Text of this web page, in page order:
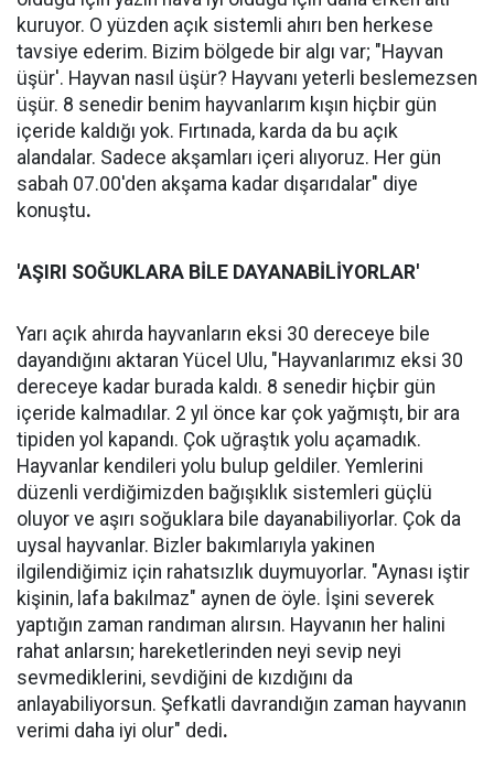
kuruyor. O yüzden açık sistemli ahırı ben herkese
tavsiye ederim. Bizim bölgede bir algı var; "Hayvan
üşür'. Hayvan nasıl üşür? Hayvanı yeterli beslemezsen
üşür. 8 senedir benim hayvanlarım kışın hiçbir gün
içeride kaldığı yok. Fırtınada, karda da bu açık
alandalar. Sadece akşamları içeri alıyoruz. Her gün
sabah 07.00'den akşama kadar dışarıdalar" diye
konuştu.
'AŞIRI SOĞUKLARA BİLE DAYANABİLİYORLAR'
Yarı açık ahırda hayvanların eksi 30 dereceye bile
dayandığını aktaran Yücel Ulu, "Hayvanlarımız eksi 30
dereceye kadar burada kaldı. 8 senedir hiçbir gün
içeride kalmadılar. 2 yıl önce kar çok yağmıştı, bir ara
tipiden yol kapandı. Çok uğraştık yolu açamadık.
Hayvanlar kendileri yolu bulup geldiler. Yemlerini
düzenli verdiğimizden bağışıklık sistemleri güçlü
oluyor ve aşırı soğuklara bile dayanabiliyorlar. Çok da
uysal hayvanlar. Bizler bakımlarıyla yakinen
ilgilendiğimiz için rahatsızlık duymuyorlar. "Aynası iştir
kişinin, lafa bakılmaz" aynen de öyle. İşini severek
yaptığın zaman randıman alırsın. Hayvanın her halini
rahat anlarsın; hareketlerinden neyi sevip neyi
sevmediklerini, sevdiğini de kızdığını da
anlayabiliyorsun. Şefkatli davrandığın zaman hayvanın
verimi daha iyi olur" dedi.